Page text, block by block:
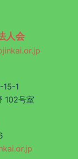
人会
15-1
102号室